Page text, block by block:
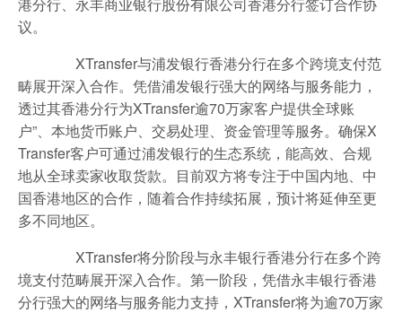
议。
XTransfer与浦发银行香港分行在多个跨境支付范
畴展开深入合作。凭借浦发银行强大的网络与服务能力，
透过其香港分行为XTransfer逾70万家客户提供全球账
户”、本地货币账户、交易处理、资金管理等服务。确保X
Transfer客户可通过浦发银行的生态系统，能高效、合规
地从全球卖家收取货款。目前双方将专注于中国内地、中
国香港地区的合作，随着合作持续拓展，预计将延伸至更
多不同地区。
XTransfer将分阶段与永丰银行香港分行在多个跨
境支付范畴展开深入合作。第一阶段，凭借永丰银行香港
分行强大的网络与服务能力支持，XTransfer将为逾70万家